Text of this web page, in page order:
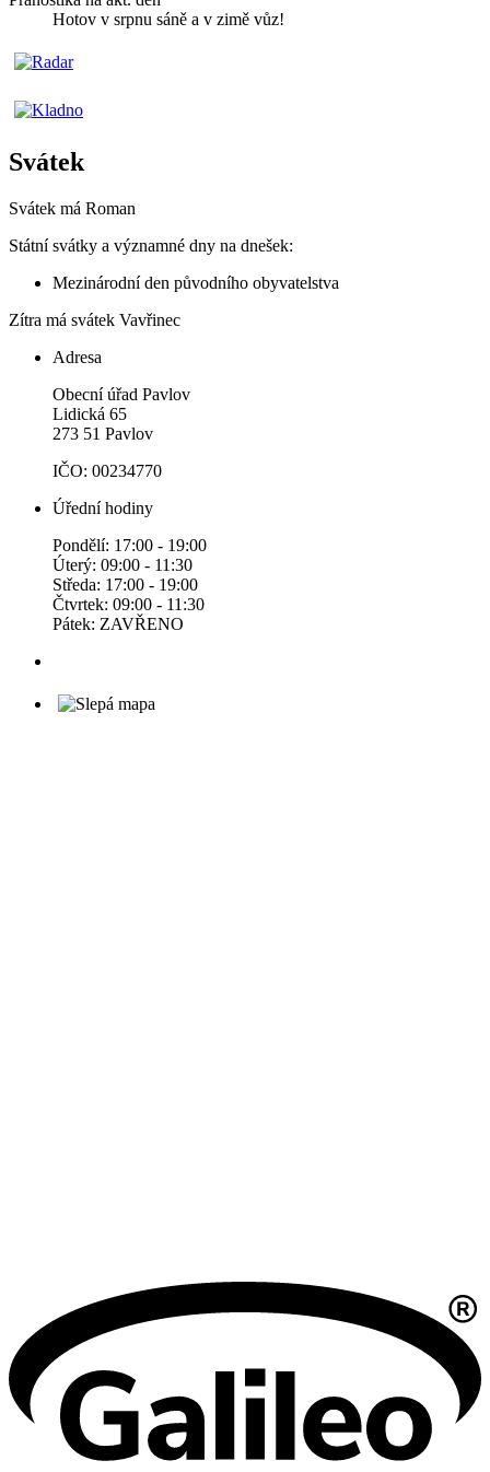
Hotov v srpnu sáně a v zimě vůz!
Svátek
Svátek má Roman
Státní svátky a významné dny na dnešek:
Mezinárodní den původního obyvatelstva
Zítra má svátek Vavřinec
Adresa
Obecní úřad Pavlov
Lidická 65
273 51 Pavlov
IČO: 00234770
Úřední hodiny
Pondělí: 17:00 - 19:00
Úterý: 09:00 - 11:30
Středa: 17:00 - 19:00
Čtvrtek: 09:00 - 11:30
Pátek: ZAVŘENO